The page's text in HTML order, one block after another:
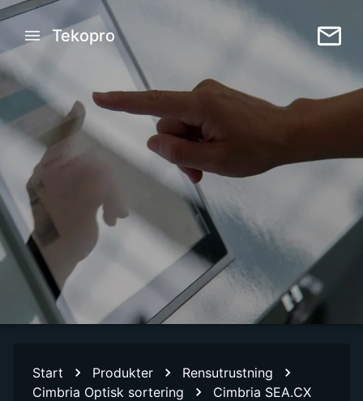
Tekopro
Start Produkter
Rensutrustning
Cimbria Optisk sortering
Cimbria SEA.CX